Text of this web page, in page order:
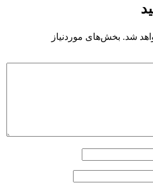
شد. بخش‌های موردنیاز